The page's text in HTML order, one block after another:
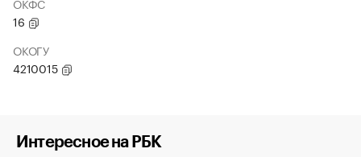
16
ОКОГУ
4210015
Интересное на РБК